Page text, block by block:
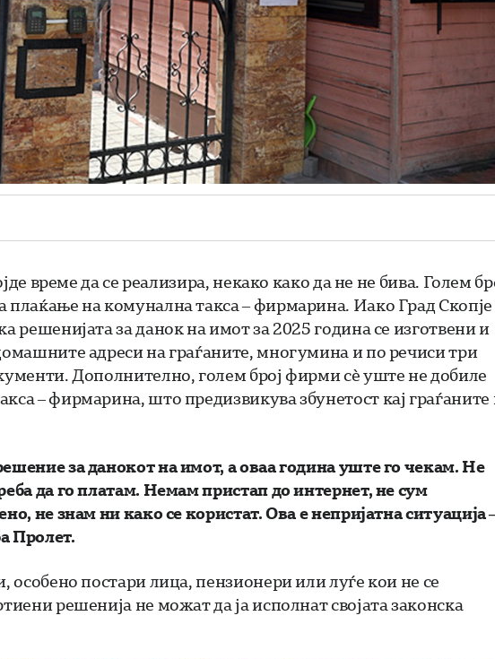
време да се реализира, некако како да не не бива. Голем
на комунална такса – фирмарина. Иако Град Скопје
решенијата за данок на имот за 2025 година се изготвени и
адреси на граѓаните, многумина и по речиси три
Дополнително, голем број фирми сè уште не добиле
– фирмарина, што предизвикува збунетост кај граѓаните
за данокот на имот, а оваа година уште го чекам. Не
да го платам. Немам пристап до интернет, не сум
не знам ни како се користат. Ова е непријатна ситуација
Пролет.
особено постари лица, пензионери или луѓе кои не се
решенија не можат да ја исполнат својата законска